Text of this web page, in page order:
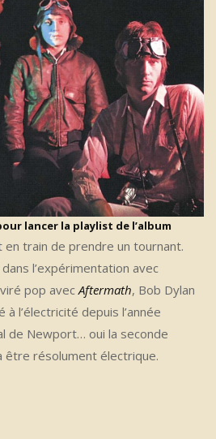
lancer la playlist de l’album
en train de prendre un tournant.
l’expérimentation avec
pop avec Aftermath, Bob Dylan
l’électricité depuis l’année
de Newport… oui la seconde
être résolument électrique.